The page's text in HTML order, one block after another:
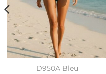
D950A Bleu